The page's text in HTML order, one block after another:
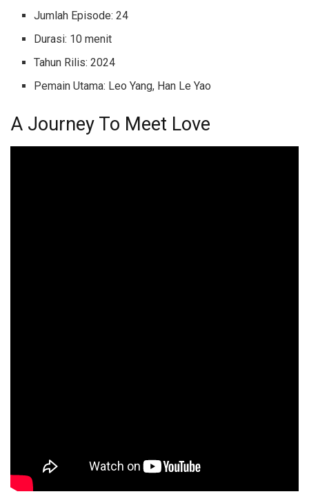
Jumlah Episode: 24
Durasi: 10 menit
Tahun Rilis: 2024
Pemain Utama: Leo Yang, Han Le Yao
A Journey To Meet Love